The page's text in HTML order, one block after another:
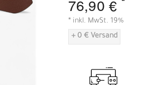
76,90 € *
* inkl. MwSt. 19%
+ 0 € Versand